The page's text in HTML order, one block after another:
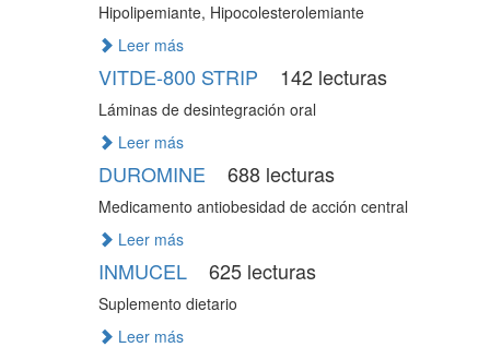
Hipolipemiante, Hipocolesterolemiante
Leer más
VITDE-800 STRIP 142 lecturas
Láminas de desintegración oral
Leer más
DUROMINE 688 lecturas
Medicamento antiobesidad de acción central
Leer más
INMUCEL 625 lecturas
Suplemento dietario
Leer más